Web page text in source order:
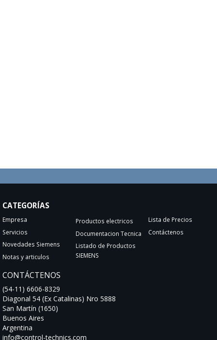
CATEGORÍAS
Empresa
Servicios
Novedades Siemens
Notas y articulos
Productos electricos
Documentacion Tecnica
Listado de Productos
SIEMENS
Lista de Precios
Contáctenos
CONTÁCTENOS
(54-11) 6606-8329
Diagonal 54 (Ex Catalinas) Nro 5888
San Martín (1650)
Buenos Aires
Argentina
info@control-technics.com